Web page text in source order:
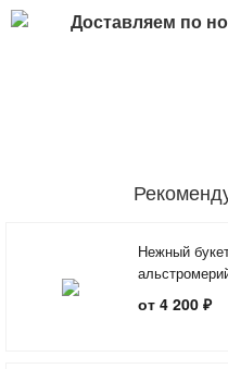
Доставляем по
Нежный
от 4 200 ₽